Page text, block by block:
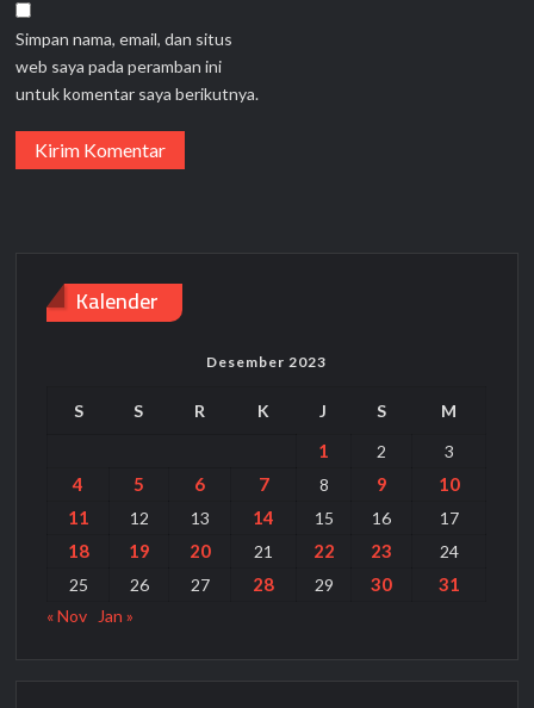
Simpan nama, email, dan situs
web saya pada peramban ini
untuk komentar saya berikutnya.
Kalender
Desember 2023
S S R K J S M
1 2 3
4 5 6 7 8 9
10
11
12 13 14 15 16 17
18 19 20 21 22 23
24
25
26 27 28 29 30 31
« Nov Jan »